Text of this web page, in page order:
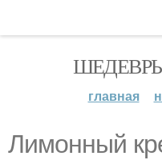
главная
Лимонный